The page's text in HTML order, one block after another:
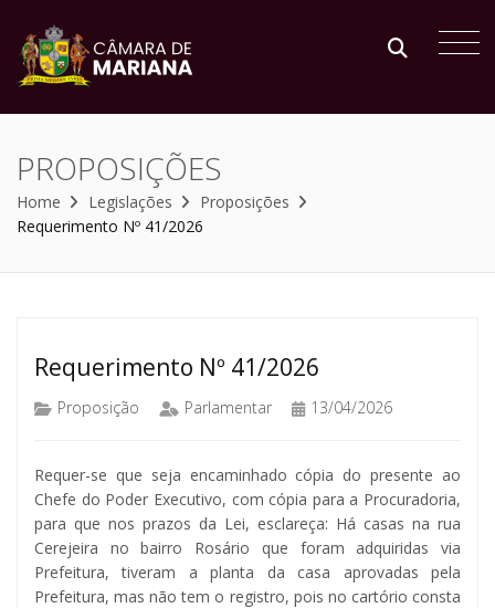
PROPOSIÇÕES
Home Legislações
Proposições
Requerimento Nº 41/2026
Requerimento Nº 41/2026
Proposição Parlamentar 13/04/2026
Requer-se que seja encaminhado cópia do presente ao
Chefe do Poder Executivo, com cópia para a Procuradoria,
para que nos prazos da Lei, esclareça: Há casas na rua
Cerejeira no bairro Rosário que foram adquiridas via
Prefeitura, tiveram a planta da casa aprovadas pela
Prefeitura, mas não tem o registro, pois no cartório consta